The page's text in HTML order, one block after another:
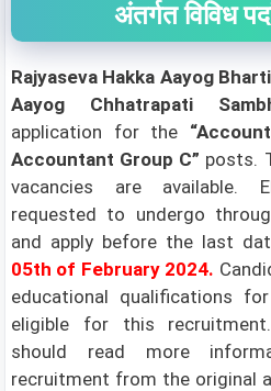
अंतर्गत विविध
Rajyaseva Hakka Aayog
Aayog Chhatrapati
application for the
Accountant Group C” posts.
vacancies are available.
requested to undergo
and apply before the last
05th of February 2024.
educational qualifications
eligible for this
should read more
recruitment from the original